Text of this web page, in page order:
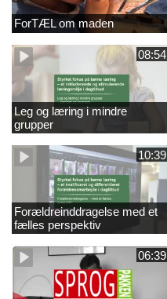
ForTÆL om maden
08:54
Leg og læring i mindre
grupper
10:39
Forældreinddragelse med et
fælles perspektiv
06:39